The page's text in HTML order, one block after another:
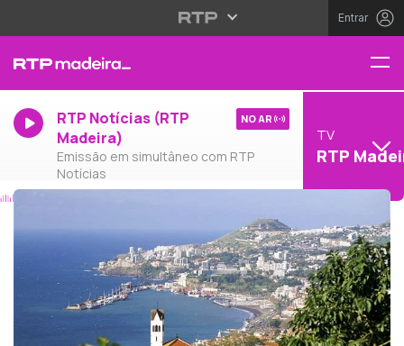
Entrar
RTP Notícias (RTP
Madeira)
Emissão em simultâneo com RTP
Notícias
NO AR
TV
RTP